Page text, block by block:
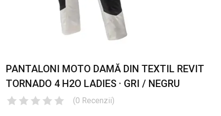
PANTALONI MOTO DAMĂ DIN TEXTIL REVIT
TORNADO 4 H2O LADIES · GRI / NEGRU
(0 Recenzii)